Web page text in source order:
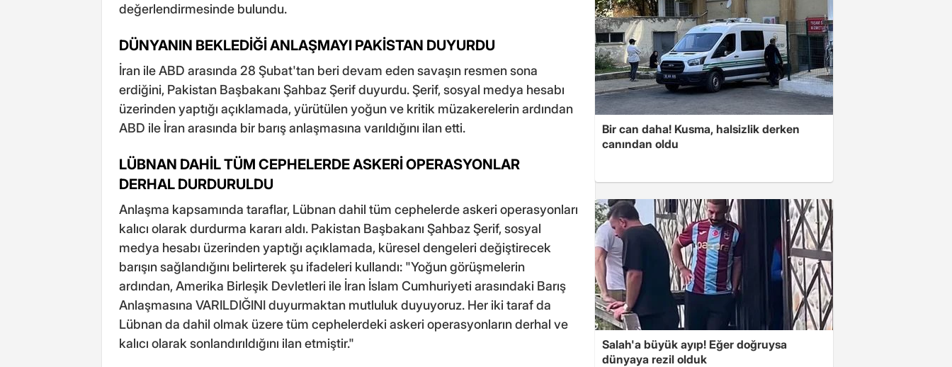
değerlendirmesinde bulundu.
DÜNYANIN BEKLEDİĞİ ANLAŞMAYI PAKİSTAN DUYURDU
İran ile ABD arasında 28 Şubat'tan beri devam eden savaşın resmen sona
erdiğini, Pakistan Başbakanı Şahbaz Şerif duyurdu. Şerif, sosyal medya hesabı
üzerinden yaptığı açıklamada, yürütülen yoğun ve kritik müzakerelerin ardından
ABD ile İran arasında bir barış anlaşmasına varıldığını ilan etti.
LÜBNAN DAHİL TÜM CEPHELERDE ASKERİ OPERASYONLAR
DERHAL DURDURULDU
Anlaşma kapsamında taraflar, Lübnan dahil tüm cephelerde askeri operasyonları
kalıcı olarak durdurma kararı aldı. Pakistan Başbakanı Şahbaz Şerif, sosyal
medya hesabı üzerinden yaptığı açıklamada, küresel dengeleri değiştirecek
barışın sağlandığını belirterek şu ifadeleri kullandı: "Yoğun görüşmelerin
ardından, Amerika Birleşik Devletleri ile İran İslam Cumhuriyeti arasındaki Barış
Anlaşmasına VARILDIĞINI duyurmaktan mutluluk duyuyoruz. Her iki taraf da
Lübnan da dahil olmak üzere tüm cephelerdeki askeri operasyonların derhal ve
kalıcı olarak sonlandırıldığını ilan etmiştir."
Bir can daha! Kusma, halsizlik derken
canından oldu
Salah'a büyük ayıp! Eğer doğruysa
dünyaya rezil olduk